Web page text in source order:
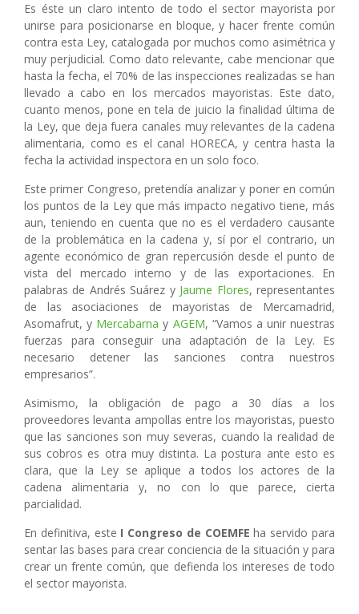
Es éste un claro intento de todo el sector mayorista por
unirse para posicionarse en bloque, y hacer frente común
contra esta Ley, catalogada por muchos como asimétrica y
muy perjudicial. Como dato relevante, cabe mencionar que
hasta la fecha, el 70% de las inspecciones realizadas se han
llevado a cabo en los mercados mayoristas. Este dato,
cuanto menos, pone en tela de juicio la finalidad última de
la Ley, que deja fuera canales muy relevantes de la cadena
alimentaria, como es el canal HORECA, y centra hasta la
fecha la actividad inspectora en un solo foco.
Este primer Congreso, pretendía analizar y poner en común
los puntos de la Ley que más impacto negativo tiene, más
aun, teniendo en cuenta que no es el verdadero causante
de la problemática en la cadena y, sí por el contrario, un
agente económico de gran repercusión desde el punto de
vista del mercado interno y de las exportaciones. En
palabras de Andrés Suárez y Jaume Flores, representantes
de las asociaciones de mayoristas de Mercamadrid,
Asomafrut, y Mercabarnay AGEM, “Vamos a unir nuestras
fuerzas para conseguir una adaptación de la Ley. Es
necesario detener las sanciones contra nuestros
empresarios”.
Asimismo, la obligación de pago a 30 días a los
proveedores levanta ampollas entre los mayoristas, puesto
que las sanciones son muy severas, cuando la realidad de
sus cobros es otra muy distinta. La postura ante esto es
clara, que la Ley se aplique a todos los actores de la
cadena alimentaria y, no con lo que parece, cierta
parcialidad.
En definitiva, este I Congreso de COEMFE ha servido para
sentar las bases para crear conciencia de la situación y para
crear un frente común, que defienda los intereses de todo
el sector mayorista.